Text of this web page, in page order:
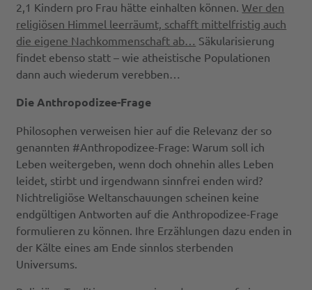
2,1 Kindern pro Frau hätte einhalten können.Wer den
religiösen Himmel leerräumt, schafft mittelfristig auch
die eigene Nachkommenschaft ab…
Säkularisierung
findet ebenso statt – wie atheistische Populationen
dann auch wiederum verebben…
Die Anthropodizee-Frage
Philosophen verweisen hier auf die Relevanz der so
genannten #Anthropodizee-Frage: Warum soll ich
Leben weitergeben, wenn doch ohnehin alles Leben
leidet, stirbt und irgendwann sinnfrei enden wird?
Nichtreligiöse Weltanschauungen scheinen keine
endgültigen Antworten auf die Anthropodizee-Frage
formulieren zu können. Ihre Erzählungen dazu enden in
der Kälte eines am Ende sinnlos sterbenden
Universums.